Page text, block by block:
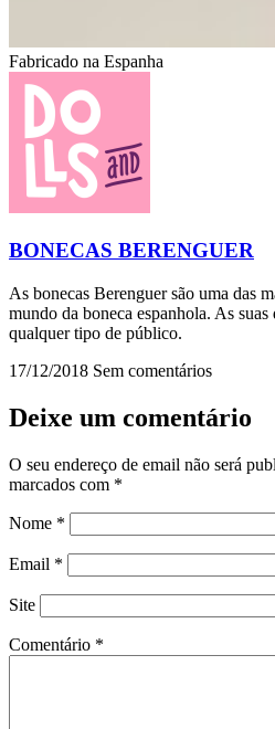
Fabricado na Espanha
BONECAS BERENGUER
As bonecas Berenguer são uma das
mundo da boneca espanhola. As
qualquer tipo de público.
17/12/2018 Sem comentários
Deixe um comentário
O seu endereço de email não será
marcados com *
Nome *
Email *
Site
Comentário *